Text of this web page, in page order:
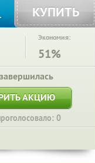
КУПИТЬ
Экономия:
51%
АКЦИЮ
0